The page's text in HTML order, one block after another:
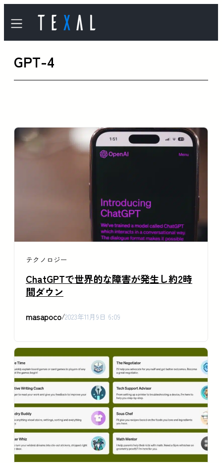
容
を
GPT-4
テクノロジー
ChatGPTで世界的な障害が発生し約2時
間ダウン
masapoco/2023年11月9日 6:09